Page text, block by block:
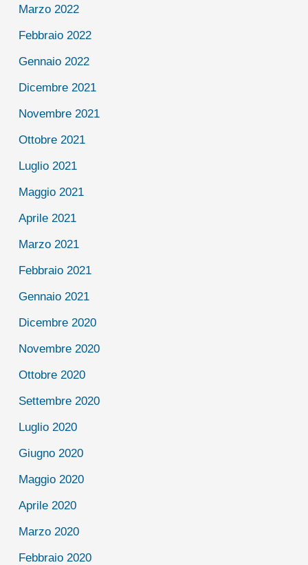
Marzo 2022
Febbraio 2022
Gennaio 2022
Dicembre 2021
Novembre 2021
Ottobre 2021
Luglio 2021
Maggio 2021
Aprile 2021
Marzo 2021
Febbraio 2021
Gennaio 2021
Dicembre 2020
Novembre 2020
Ottobre 2020
Settembre 2020
Luglio 2020
Giugno 2020
Maggio 2020
Aprile 2020
Marzo 2020
Febbraio 2020